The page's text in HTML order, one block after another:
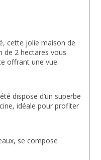
cette jolie maison de
de 2 hectares vous
offrant une vue
dispose d’un superbe
idéale pour profiter
se compose